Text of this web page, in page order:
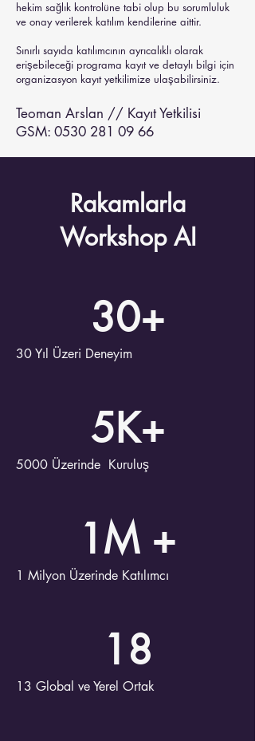
hekim sağlık kontrolüne tabi olup bu sorumluluk
ve onay verilerek katılım kendilerine aittir.
Sınırlı sayıda katılımcının ayrıcalıklı olarak
erişebileceği programa kayıt ve detaylı bilgi için
organizasyon kayıt yetkilimize ulaşabilirsiniz.
Teoman Arslan // Kayıt Yetkilisi
GSM: 0530 281 09 66
Rakamlarla
Workshop AI
30+
30 Yıl Üzeri Deneyim
5K+
5000 Üzerinde Kuruluş
1M +
1 Milyon Üzerinde Katılımcı
18
13 Global ve Yerel Ortak